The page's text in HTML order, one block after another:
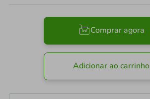
Comprar agora
Adicionar ao carrinho